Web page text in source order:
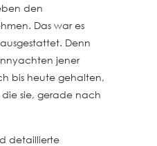
den
Das war es
Denn
jener
bis heute gehalten,
die sie, gerade nach
detaillierte